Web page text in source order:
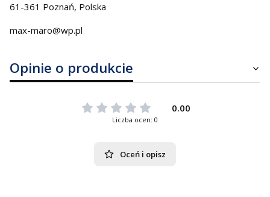
61-361 Poznań, Polska
max-maro@wp.pl
Opinie o produkcie
0.00
Liczba ocen: 0
Oceń i opisz